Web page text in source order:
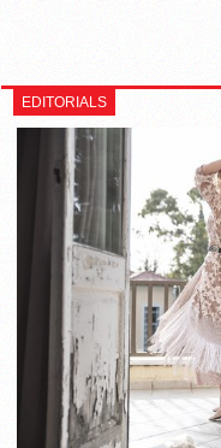
EDITORIALS